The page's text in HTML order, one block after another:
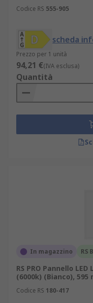
Codice RS 555-905
scheda
Prezzo per 1 unità
94,21 €(IVA esclusa)
Quantità
In magazzino RS
RS PRO Pannello LED
(6000k) (Bianco), 595
Codice RS 180-417